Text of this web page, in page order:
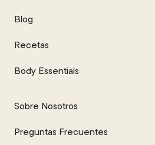
Blog
Recetas
Body Essentials
Sobre Nosotros
Preguntas Frecuentes